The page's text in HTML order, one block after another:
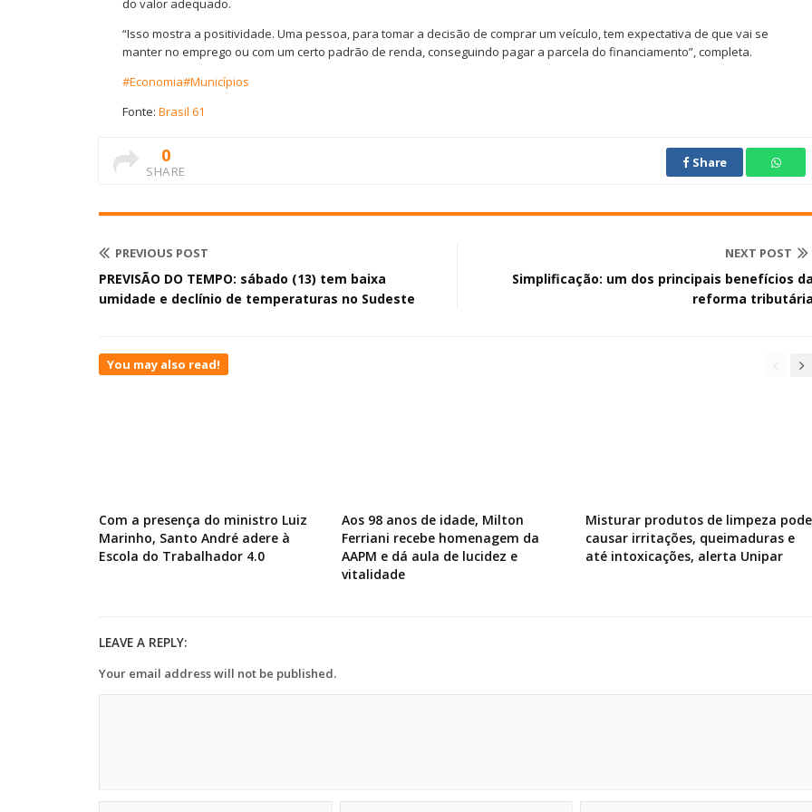
do valor adequado.
“Isso mostra a positividade. Uma pessoa, para tomar a decisão de comprar um veículo, tem expectativa de que vai se
manter no emprego ou com um certo padrão de renda, conseguindo pagar a parcela do financiamento”, completa.
#Economia#Municípios
Fonte: Brasil 61
0
SHARE
Share
PREVIOUS POST
PREVISÃO DO TEMPO: sábado (13) tem baixa
umidade e declínio de temperaturas no Sudeste
NEXT POST
Simplificação: um dos principais benefícios
reforma
You may also read!
Com a presença do ministro Luiz
Marinho, Santo André adere à
Escola do Trabalhador 4.0
Aos 98 anos de idade, Milton
Ferriani recebe homenagem da
AAPM e dá aula de lucidez e
vitalidade
Misturar produtos de limpeza pode
causar irritações, queimaduras e
até intoxicações, alerta Unipar
LEAVE A REPLY:
Your email address will not be published.